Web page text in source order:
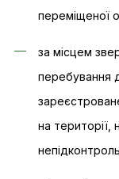
переміщеної
за місцем
перебування
на території,